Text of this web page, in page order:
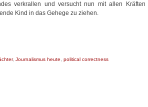
verkrallen und versucht nun mit allen Kräften
Kind in das Gehege zu ziehen.
,Journalismus heute,political correctness